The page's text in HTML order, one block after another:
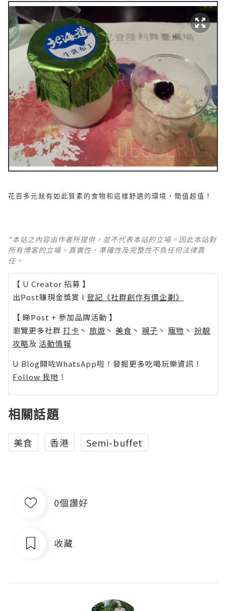
花百多元就有如此質素的食物和這樣舒適的環境，簡值超值！
*本站之內容由作者所提供，並不代表本站的立場。因此本站對
所有博客的立場、真實性、準確性及完整性不負任何法律責
任。
【 U Creator 招募 】
出Post賺現金獎賞 l 登記《社群創作有價企劃》
【 睇Post + 參加品牌活動 】
瀏覽更多社群 打卡 丶 旅遊 丶 美食 丶 親子 丶 寵物 丶 扮靚
攻略及 活動情報
U Blog開咗WhatsApp啦！發掘更多吃喝玩樂資訊！
Follow 我哋 ！
相關話題
美食 香港 Semi-buffet
0個讚好
收藏